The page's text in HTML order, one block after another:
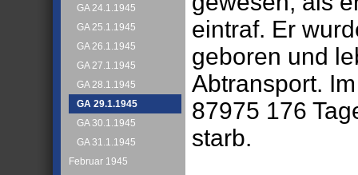
GA 24.1.1945
GA 25.1.1945
GA 26.1.1945
GA 27.1.1945
GA 28.1.1945
GA 29.1.1945
GA 30.1.1945
GA 31.1.1945
Februar 1945
eintraf. Er
geboren und
Abtransport.
87975 176
starb.